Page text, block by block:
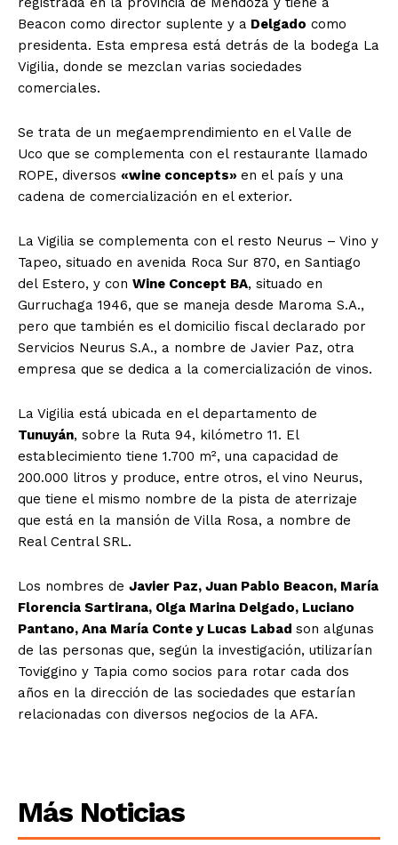
Beacon como director suplente y a Delgado como
presidenta. Esta empresa está detrás de la bodega La
Vigilia, donde se mezclan varias sociedades
comerciales.
Se trata de un megaemprendimiento en el Valle de
Uco que se complementa con el restaurante llamado
ROPE, diversos «wine concepts» en el país y una
cadena de comercialización en el exterior.
La Vigilia se complementa con el resto Neurus – Vino y
Tapeo, situado en avenida Roca Sur 870, en Santiago
del Estero, y con Wine Concept BA, situado en
Gurruchaga 1946, que se maneja desde Maroma S.A.,
pero que también es el domicilio fiscal declarado por
Servicios Neurus S.A., a nombre de Javier Paz, otra
empresa que se dedica a la comercialización de vinos.
La Vigilia está ubicada en el departamento de
Tunuyán, sobre la Ruta 94, kilómetro 11. El
establecimiento tiene 1.700 m², una capacidad de
200.000 litros y produce, entre otros, el vino Neurus,
que tiene el mismo nombre de la pista de aterrizaje
que está en la mansión de Villa Rosa, a nombre de
Real Central SRL.
Los nombres de Javier Paz, Juan Pablo Beacon, María
Florencia Sartirana, Olga Marina Delgado, Luciano
Pantano, Ana María Conte y Lucas Labad son algunas
de las personas que, según la investigación, utilizarían
Toviggino y Tapia como socios para rotar cada dos
años en la dirección de las sociedades que estarían
relacionadas con diversos negocios de la AFA.
Más Noticias